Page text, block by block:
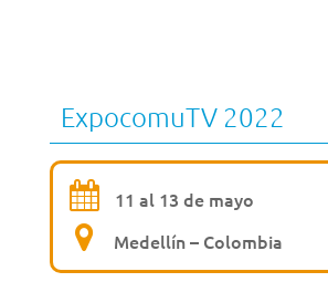
ExpocomuTV 2022
11 al 13 de mayo
Medellín – Colombia